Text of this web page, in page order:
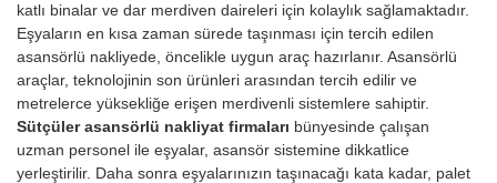
katlı binalar ve dar merdiven daireleri için kolaylık sağlamaktadır.
Eşyaların en kısa zaman sürede taşınması için tercih edilen
asansörlü nakliyede, öncelikle uygun araç hazırlanır. Asansörlü
araçlar, teknolojinin son ürünleri arasından tercih edilir ve
metrelerce yüksekliğe erişen merdivenli sistemlere sahiptir.
Sütçüler asansörlü nakliyat firmaları bünyesinde çalışan
uzman personel ile eşyalar, asansör sistemine dikkatlice
yerleştirilir. Daha sonra eşyalarınızın taşınacağı kata kadar, palet